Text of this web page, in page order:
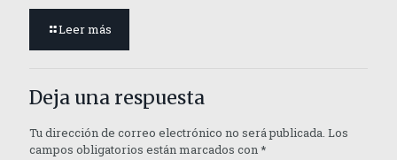
Leer más
Deja una respuesta
Tu dirección de correo electrónico no será publicada. Los
campos obligatorios están marcados con *